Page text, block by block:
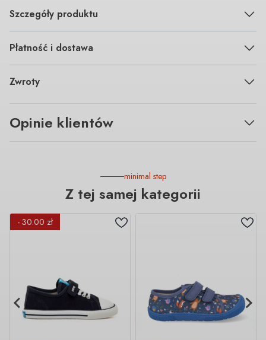
Szczegóły produktu
Płatność i dostawa
Zwroty
Opinie klientów
minimal step
Z tej samej kategorii
- 30.00 zł